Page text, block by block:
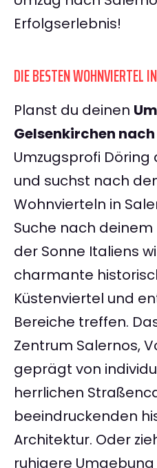
Erfolgserlebnis!
DIE BESTEN WOHNVIERTEL
Planst du deinen
Gelsenkirchen
Umzugsprofi Döring
und suchst nach
Wohnvierteln in
Suche nach deinem
der Sonne Italiens
charmante
Küstenviertel und
Bereiche treffen.
Zentrum Salernos,
geprägt von
herrlichen
beeindruckenden
Architektur. Oder
ruhigere